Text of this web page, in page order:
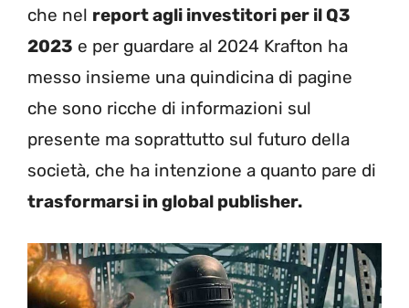
che nel report agli investitori per il Q3
2023 e per guardare al 2024 Krafton ha
messo insieme una quindicina di pagine
che sono ricche di informazioni sul
presente ma soprattutto sul futuro della
società, che ha intenzione a quanto pare di
trasformarsi in global publisher.